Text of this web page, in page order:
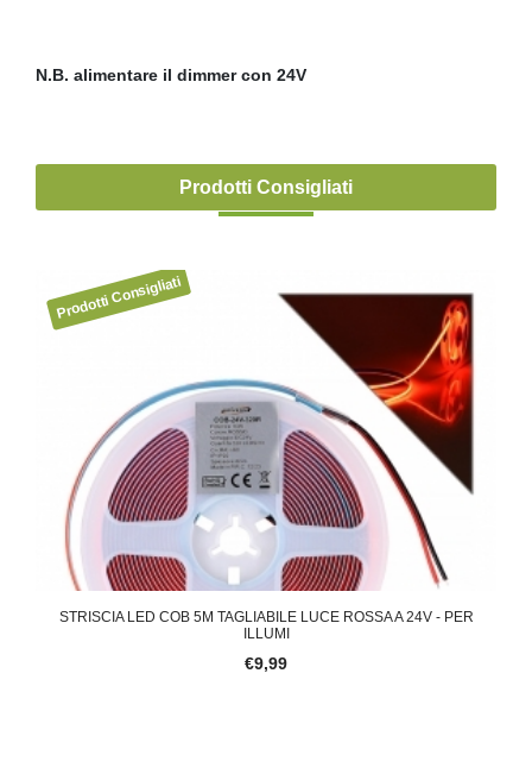
N.B. alimentare il dimmer con 24V
Prodotti Consigliati
STRISCIA LED COB 5M TAGLIABILE LUCE ROSSA A 24V - PER
ILLUMI
€9,99